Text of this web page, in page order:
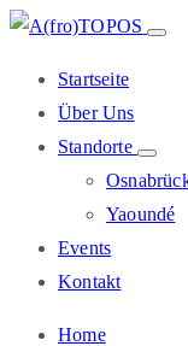
Startseite
Über Uns
Standorte
Yaoundé
Events
Kontakt
Home